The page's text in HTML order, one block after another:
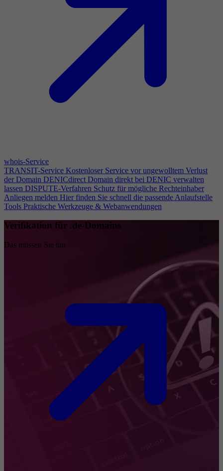
whois-Service
TRANSIT-Service Kostenloser Service vor ungewolltem Verlust
der Domain DENICdirect Domain direkt bei DENIC verwalten
lassen DISPUTE-Verfahren Schutz für mögliche Rechteinhaber
Anliegen melden Hier finden Sie schnell die passende Anlaufstelle
Tools Praktische Werkzeuge & Webanwendungen
Verifikation für .de-Domains
Das müssen Sie tun